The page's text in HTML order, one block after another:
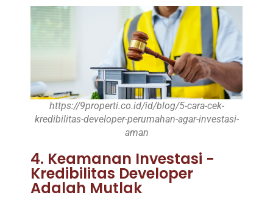
https://9properti.co.id/id/blog/5-cara-cek-
kredibilitas-developer-perumahan-agar-investasi-
aman
4. Keamanan Investasi -
Kredibilitas Developer
Adalah Mutlak